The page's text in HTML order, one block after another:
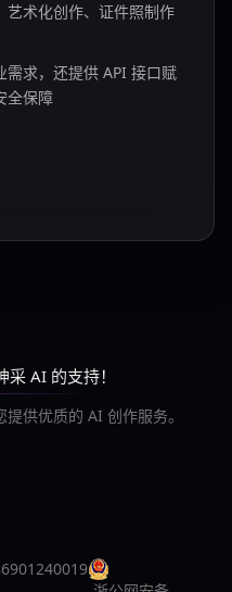
艺术化创作、证件照制作
需求，还提供 API 接口赋
全保障
AI 的支持！
供优质的 AI 创作服务。